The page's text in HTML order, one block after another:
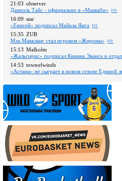
21:03 observer
Даниэль Тайс - официально в «Маккаби»
16:09 star
«Енисей» подписал Майкла Янга
15:35 ZUB
Мэк Маккланг стал игроком «Жироны»
15:13 Malkolm
«Жальгирис» подписал Кинана Эванса и
14:53 townofwinds
«Астана» не сыграет в новом сезоне Единой